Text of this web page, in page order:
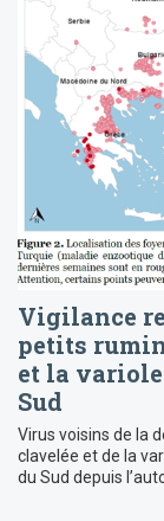
Vigilance
petits
et la
Sud
Virus voisins de la
clavelée et de la
du Sud depuis